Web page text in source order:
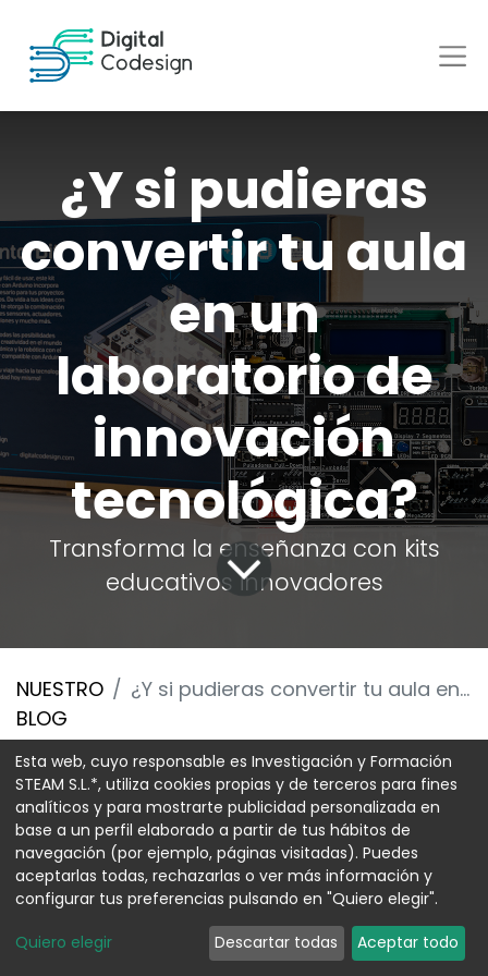
¿Y si pudieras
convertir tu aula
en un
laboratorio de
innovación
tecnológica?
Transforma la enseñanza con kits
educativos innovadores
NUESTRO
BLOG
¿Y si pudieras convertir tu aula en un laboratorio de innovación tecnológica?
En Digital Codesign sabemos que la mejor
manera de enseñar competencias STEAM es
a través de la experimentación. Por eso,
hemos desarrollado una serie de kits
educativos diseñados para ayudar al
profesorado a llevar la electrónica, la
programación y la automatización a sus
aulas de forma práctica e interactiva.
Esta web, cuyo responsable es Investigación y Formación
STEAM S.L.*, utiliza cookies propias y de terceros para fines
analíticos y para mostrarte publicidad personalizada en
base a un perfil elaborado a partir de tus hábitos de
navegación (por ejemplo, páginas visitadas). Puedes
aceptarlas todas, rechazarlas o ver más información y
configurar tus preferencias pulsando en "Quiero elegir".
Quiero elegir Descartar todas Aceptar todo